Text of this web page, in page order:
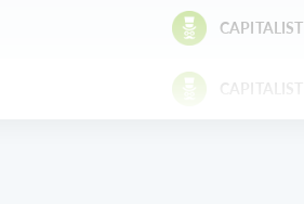
CAPITALIST